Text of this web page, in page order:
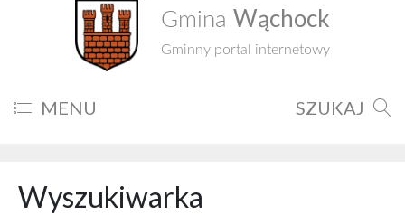
Gmina Wąchock
Gminny portal internetowy
MENU SZUKAJ
Wyszukiwarka